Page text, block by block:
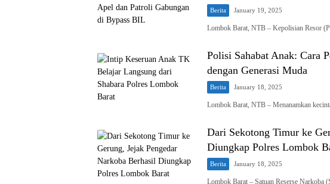
Berita January 19, 2025
Lombok Barat, NTB – Kepolisian Resor
Polisi Sahabat Anak: Cara
dengan Generasi Muda
Berita January 18, 2025
Lombok Barat, NTB – Menanamkan
Dari Sekotong Timur ke
Diungkap Polres Lombok
Berita January 18, 2025
Lombok Barat – Satuan Reserse Narkoba